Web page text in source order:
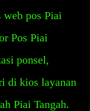
web pos Piai
Pos Piai
ponsel,
di kios layanan
Piai Tangah.